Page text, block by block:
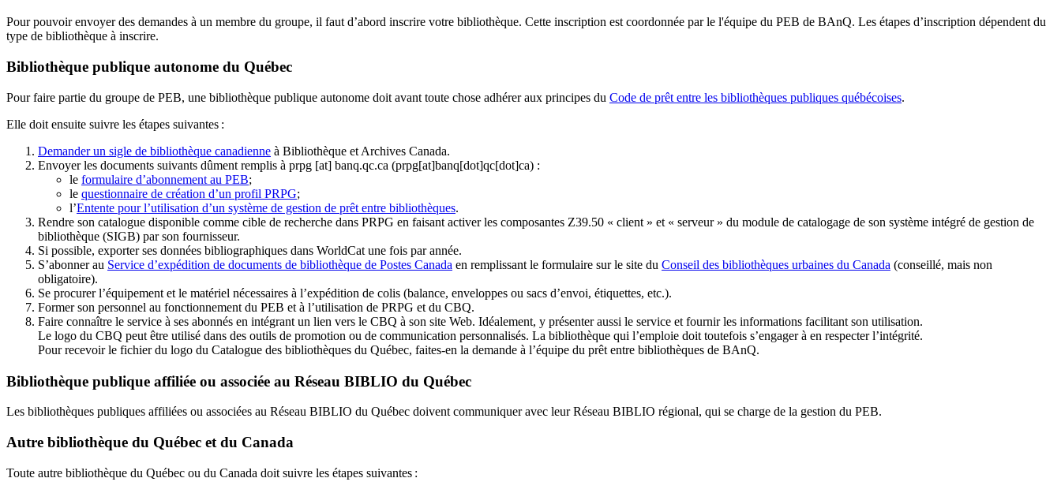
Pour pouvoir envoyer des demandes à un membre du groupe, il faut d’abord inscrire votre bibliothèque. Cette inscription est coordonnée par le l'équipe du PEB de BAnQ. Les étapes d’inscription dépendent du
type de bibliothèque à inscrire.
Bibliothèque publique autonome du Québec
Pour faire partie du groupe de PEB, une bibliothèque publique autonome doit avant toute chose adhérer aux principes du Code de prêt entre les bibliothèques publiques québécoises.
Elle doit ensuite suivre les étapes suivantes :
Demander un sigle de bibliothèque canadienne à Bibliothèque et Archives Canada.
Envoyer les documents suivants dûment remplis à prpg [at] banq.qc.ca (prpg[at]banq[dot]qc[dot]ca) :
le formulaire d’abonnement au PEB;
le questionnaire de création d’un profil PRPG;
l’Entente pour l’utilisation d’un système de gestion de prêt entre bibliothèques.
Rendre son catalogue disponible comme cible de recherche dans PRPG en faisant activer les composantes Z39.50 « client » et « serveur » du module de catalogage de son système intégré de gestion de
bibliothèque (SIGB) par son fournisseur.
Si possible, exporter ses données bibliographiques dans WorldCat une fois par année.
S’abonner au Service d’expédition de documents de bibliothèque de Postes Canada en remplissant le formulaire sur le site du Conseil des bibliothèques urbaines du Canada (conseillé, mais non
obligatoire).
Se procurer l’équipement et le matériel nécessaires à l’expédition de colis (balance, enveloppes ou sacs d’envoi, étiquettes, etc.).
Former son personnel au fonctionnement du PEB et à l’utilisation de PRPG et du CBQ.
Faire connaître le service à ses abonnés en intégrant un lien vers le CBQ à son site Web. Idéalement, y présenter aussi le service et fournir les informations facilitant son utilisation.
Le logo du CBQ peut être utilisé dans des outils de promotion ou de communication personnalisés. La bibliothèque qui l’emploie doit toutefois s’engager à en respecter l’intégrité.
Pour recevoir le fichier du logo du Catalogue des bibliothèques du Québec, faites-en la demande à l’équipe du prêt entre bibliothèques de BAnQ.
Bibliothèque publique affiliée ou associée au Réseau BIBLIO du Québec
Les bibliothèques publiques affiliées ou associées au Réseau BIBLIO du Québec doivent communiquer avec leur Réseau BIBLIO régional, qui se charge de la gestion du PEB.
Autre bibliothèque du Québec et du Canada
Toute autre bibliothèque du Québec ou du Canada doit suivre les étapes suivantes :